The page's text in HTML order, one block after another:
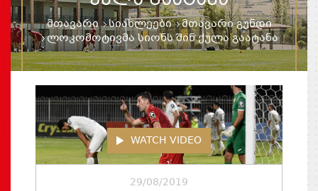
მთავარი სიახლეები
მთავარი გუნდი
ლოკომოტივმა სიონს შინ ქულა გაატანა
WATCH VIDEO
29/08/2019